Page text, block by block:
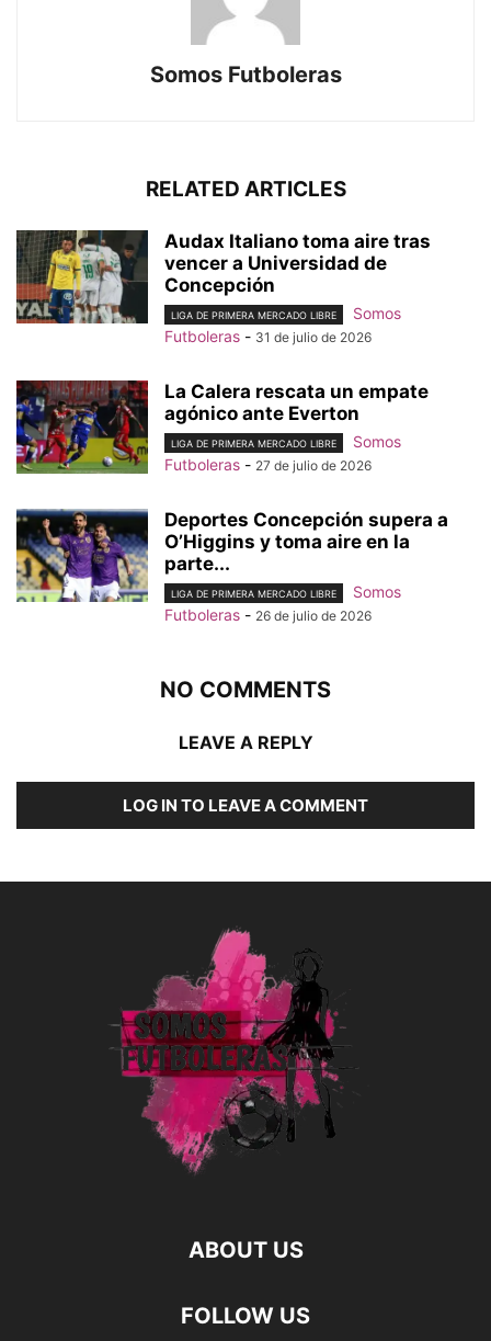
Somos Futboleras
RELATED ARTICLES
Audax Italiano toma aire tras
vencer a Universidad de
Concepción
LIGA DE PRIMERA MERCADO LIBRE
Somos
Futboleras - 31 de julio de 2026
La Calera rescata un empate
agónico ante Everton
LIGA DE PRIMERA MERCADO LIBRE
Somos
Futboleras - 27 de julio de 2026
Deportes Concepción supera a
O’Higgins y toma aire en la
parte...
LIGA DE PRIMERA MERCADO LIBRE
Somos
Futboleras - 26 de julio de 2026
NO COMMENTS
LEAVE A REPLY
LOG IN TO LEAVE A COMMENT
ABOUT US
FOLLOW US